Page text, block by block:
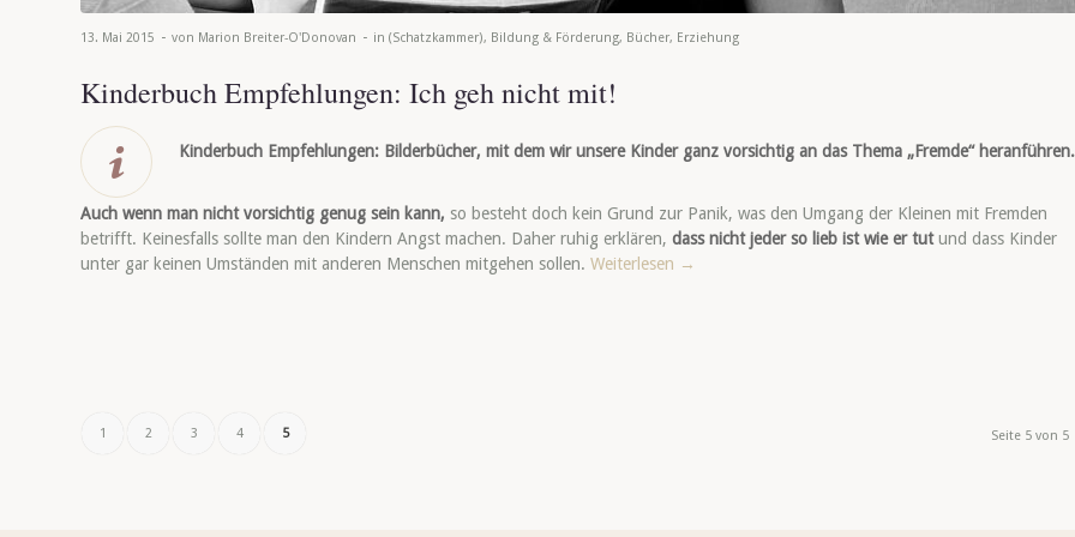
13. Mai 2015 - von Marion Breiter-O'Donovan - in (Schatzkammer), Bildung & Förderung, Bücher, Erziehung
Kinderbuch Empfehlungen: Ich geh nicht mit!
Kinderbuch Empfehlungen: Bilderbücher, mit dem wir unsere Kinder ganz vorsichtig an das Thema „Fremde“
Auch wenn man nicht vorsichtig genug sein kann, so besteht doch kein Grund zur Panik, was den Umgang der Kleinen mit Fremden
betrifft. Keinesfalls sollte man den Kindern Angst machen. Daher ruhig erklären, dass nicht jeder so lieb ist wie er tutund dass Kinder
unter gar keinen Umständen mit anderen Menschen mitgehen sollen. Weiterlesen →
Seite 5 von 5
1 2 3 4 5